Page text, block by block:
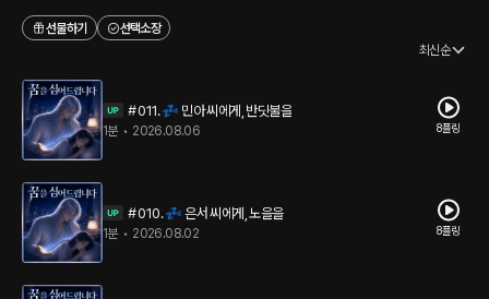
선물하기
선택소장
최신순
＃011. 💤 민아 씨에게, 반딧불을
1분 • 2026.08.06 8플링
＃010. 💤 은서 씨에게, 노을을
1분 • 2026.08.02 8플링